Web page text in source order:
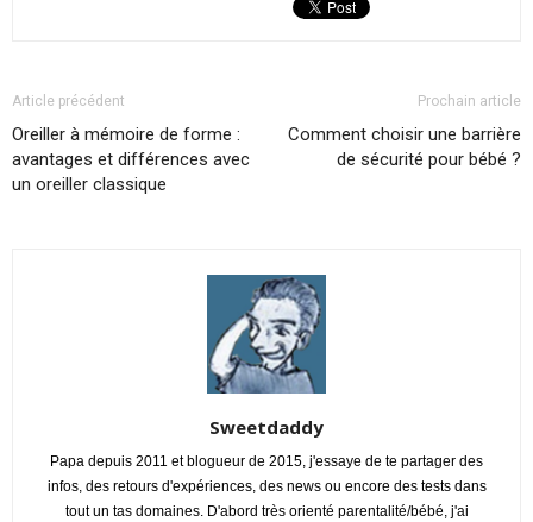
Article précédent
Oreiller à mémoire de forme :
avantages et différences avec
un oreiller classique
Prochain article
Comment choisir une barrière
de sécurité pour bébé ?
Sweetdaddy
Papa depuis 2011 et blogueur de 2015, j'essaye de te partager des
infos, des retours d'expériences, des news ou encore des tests dans
tout un tas domaines. D'abord très orienté parentalité/bébé, j'ai